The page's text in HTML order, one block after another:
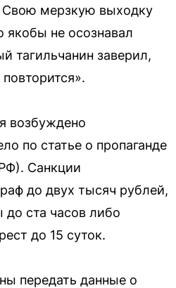
Свою мерзкую выходку
якобы не осознавал
тагильчанин заверил,
возбуждено
по статье о пропаганде
Санкции
до двух тысяч рублей,
до ста часов либо
до 15 суток.
передать данные о